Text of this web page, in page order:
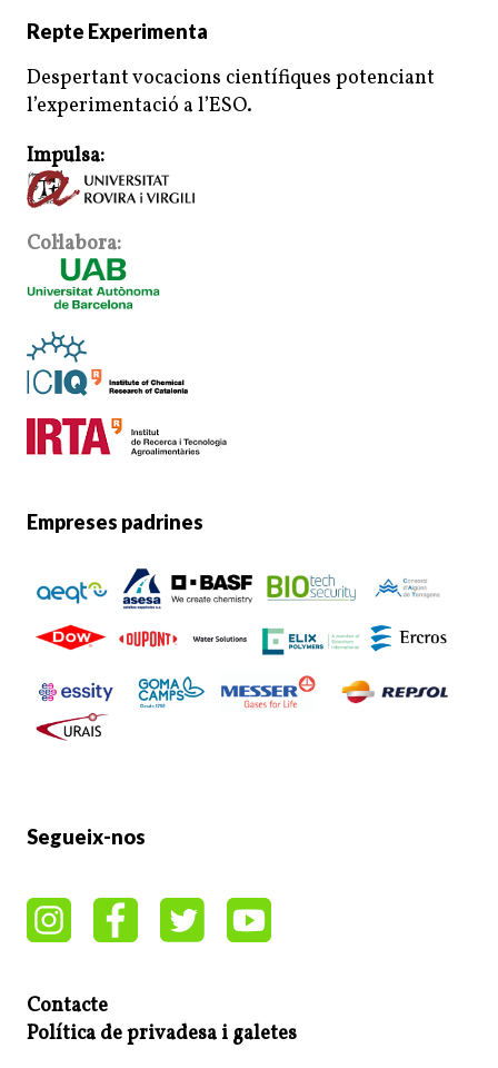
Repte Experimenta
Despertant vocacions científiques potenciant
l’experimentació a l’ESO.
Impulsa:
Col·labora:
Empreses padrines
Segueix-nos
Contacte
Política de privadesa i galetes